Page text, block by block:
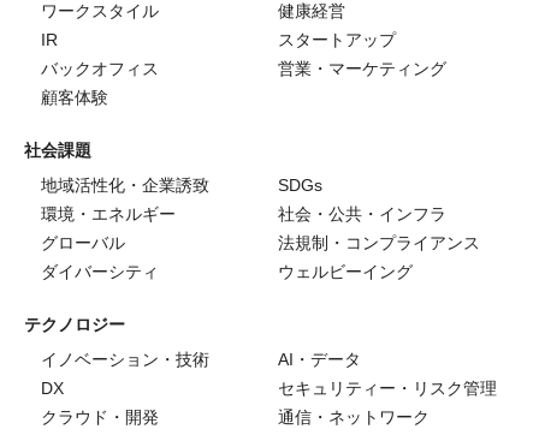
ワークスタイル
健康経営
IR
スタートアップ
バックオフィス
営業・マーケティング
顧客体験
社会課題
地域活性化・企業誘致
SDGs
環境・エネルギー
社会・公共・インフラ
グローバル
法規制・コンプライアンス
ダイバーシティ
ウェルビーイング
テクノロジー
イノベーション・技術
AI・データ
DX
セキュリティー・リスク管理
クラウド・開発
通信・ネットワーク